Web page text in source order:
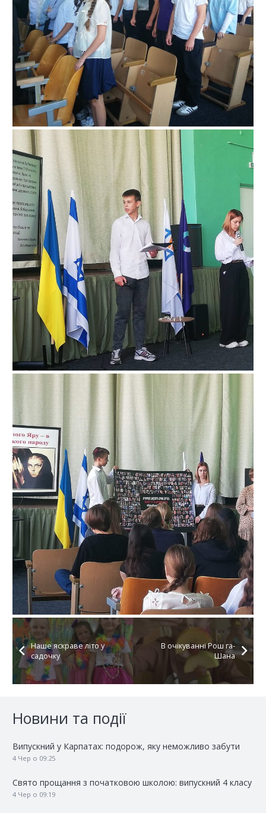
Наше яскраве літо у
садочку
В очікуванні Рош га-
Шана
Новини та події
Випускний у Карпатах: подорож, яку неможливо забути
4 Чер о 09:25
Свято прощання з початковою школою: випускний 4 класу
4 Чер о 09:19